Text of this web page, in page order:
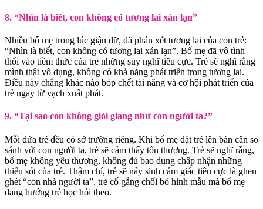
8. “Nhìn là biết, con không có tương lai xán lạn”
Nhiều bố mẹ trong lúc giận dữ, đã phán xét tương lai của con trẻ:
“Nhìn là biết, con không có tương lai xán lạn”. Bố mẹ đã vô tình
thổi vào tiềm thức của trẻ những suy nghĩ tiêu cực. Trẻ sẽ nghĩ rằng
mình thật vô dụng, không có khả năng phát triển trong tương lai.
Điều này chẳng khác nào bóp chết tài năng và cơ hội phát triển của
trẻ ngay từ vạch xuất phát.
9. “Tại sao con không giỏi giang như con người ta?”
Mỗi đứa trẻ đều có sở trường riêng. Khi bố mẹ đặt trẻ lên bàn cân so
sánh với con người ta, trẻ sẽ cảm thấy tổn thương. Trẻ sẽ nghĩ rằng,
bố mẹ không yêu thương, không đủ bao dung chấp nhận những
thiếu sót của trẻ. Thậm chí, trẻ sẽ nảy sinh cảm giác tiêu cực là ghen
ghét “con nhà người ta”, trẻ cố gắng chối bỏ hình mẫu mà bố mẹ
đang hướng trẻ học hỏi theo.